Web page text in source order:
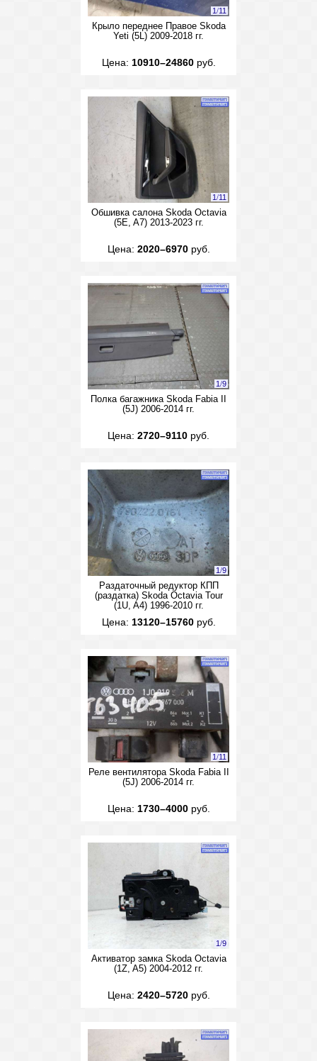
1/11
Крыло переднее Правое Skoda
Yeti (5L) 2009-2018 гг.
Цена: 10910–24860руб.
1/11
Обшивка салона Skoda Octavia
(5E, A7) 2013-2023 гг.
Цена: 2020–6970руб.
1/9
Полка багажника Skoda Fabia II
(5J) 2006-2014 гг.
Цена: 2720–9110 руб.
1/9
Раздаточный редуктор КПП
(раздатка) Skoda Octavia Tour
(1U, A4) 1996-2010 гг.
Цена: 13120–15760руб.
1/11
Реле вентилятора Skoda Fabia II
(5J) 2006-2014 гг.
Цена: 1730–4000руб.
1/9
Активатор замка Skoda Octavia
(1Z, A5) 2004-2012 гг.
Цена: 2420–5720руб.